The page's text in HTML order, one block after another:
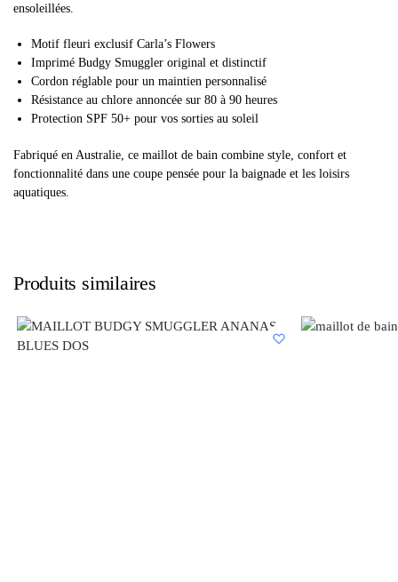
ensoleillées.
Motif fleuri exclusif Carla’s Flowers
Imprimé Budgy Smuggler original et distinctif
Cordon réglable pour un maintien personnalisé
Résistance au chlore annoncée sur 80 à 90 heures
Protection SPF 50+ pour vos sorties au soleil
Fabriqué en Australie, ce maillot de bain combine style, confort et
fonctionnalité dans une coupe pensée pour la baignade et les loisirs
aquatiques.
Produits similaires